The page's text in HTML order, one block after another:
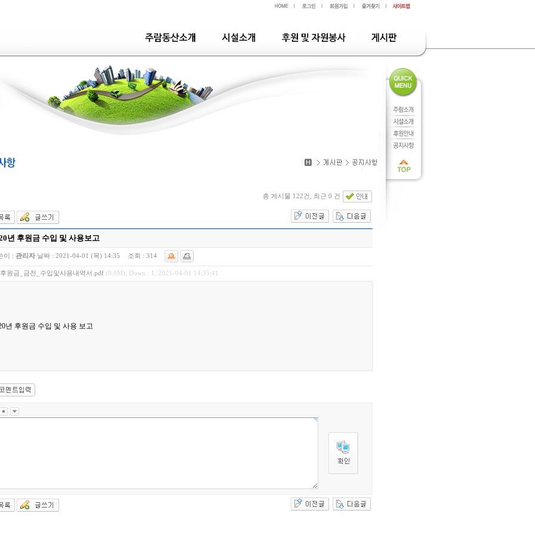
총 게시물 122건, 최근 0 건
년 후원금 수입 및 사용보고
이 : 관리자날짜 : 2021-04-01 (목) 14:35 조회 : 314
원금_금전_수입및사용내역서.pdf (8.0M), Down : 1, 2021-04-01 14:35:41
년 후원금 수입 및 사용 보고